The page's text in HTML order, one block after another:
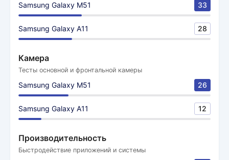
Samsung Galaxy M51 33
Samsung Galaxy A11 28
Камера
Тесты основной и фронтальной камеры
Samsung Galaxy M51 26
Samsung Galaxy A11 12
Производительность
Быстродействие приложений и системы